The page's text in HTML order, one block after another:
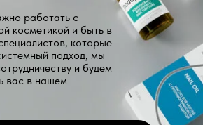
работать с
косметикой и быть в
которые
подход, мы
и будем
вас в нашем